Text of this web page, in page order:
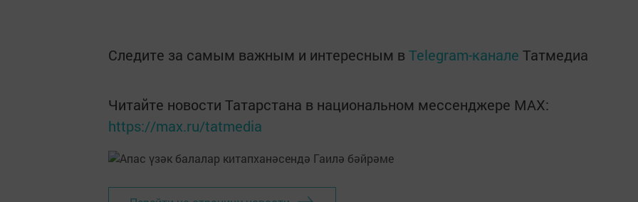
Следите за самым важным и интересным в Telegram-канале Татмедиа
Читайте новости Татарстана в национальном мессенджере MАХ:
https://max.ru/tatmedia